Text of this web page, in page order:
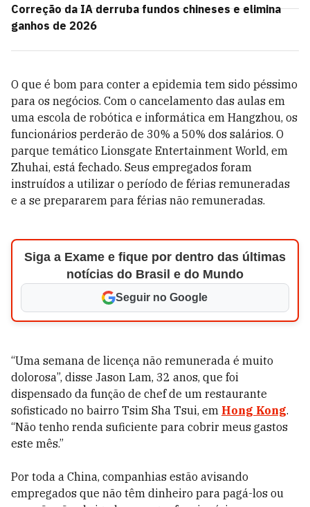
Correção da IA derruba fundos chineses e elimina
ganhos de 2026
O que é bom para conter a epidemia tem sido péssimo
para os negócios. Com o cancelamento das aulas em
uma escola de robótica e informática em Hangzhou, os
funcionários perderão de 30% a 50% dos salários. O
parque temático Lionsgate Entertainment World, em
Zhuhai, está fechado. Seus empregados foram
instruídos a utilizar o período de férias remuneradas
e a se prepararem para férias não remuneradas.
Siga a Exame e fique por dentro das últimas
notícias do Brasil e do Mundo
Seguir no Google
“Uma semana de licença não remunerada é muito
dolorosa”, disse Jason Lam, 32 anos, que foi
dispensado da função de chef de um restaurante
sofisticado no bairro Tsim Sha Tsui, em Hong Kong.
“Não tenho renda suficiente para cobrir meus gastos
este mês.”
Por toda a China, companhias estão avisando
empregados que não têm dinheiro para pagá-los ou